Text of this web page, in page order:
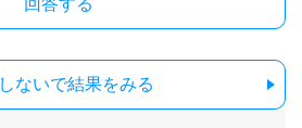
ないで結果をみる